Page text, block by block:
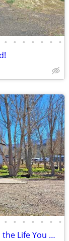
• • • • • • •
• • • • • • •
🌿 More Than a Home—A Place to Build the Life You Want.